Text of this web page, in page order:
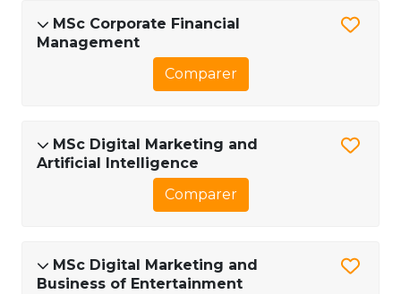
MSc Corporate Financial
Management
Comparer
MSc Digital Marketing and
Artificial Intelligence
Comparer
MSc Digital Marketing and
Business of Entertainment